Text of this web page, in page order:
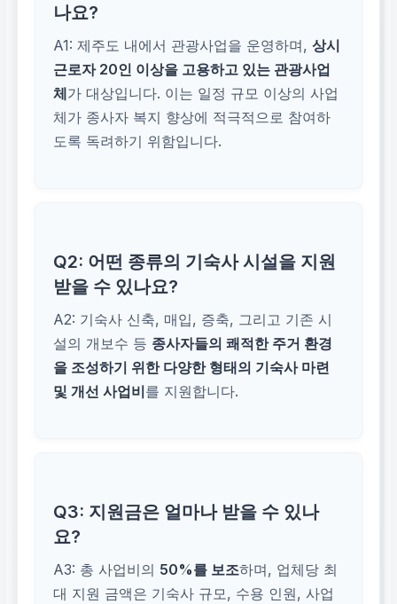
나요?
A1: 제주도 내에서 관광사업을 운영하며,상시
근로자 20인 이상을 고용하고 있는 관광사업
체가 대상입니다. 이는 일정 규모 이상의 사업
체가 종사자 복지 향상에 적극적으로 참여하
도록 독려하기 위함입니다.
Q2: 어떤 종류의 기숙사 시설을 지원
받을 수 있나요?
A2: 기숙사 신축, 매입, 증축, 그리고 기존 시
설의 개보수 등 종사자들의 쾌적한 주거 환경
을 조성하기 위한 다양한 형태의 기숙사 마련
및 개선 사업비를 지원합니다.
Q3: 지원금은 얼마나 받을 수 있나
요?
A3: 총 사업비의 50%를 보조하며, 업체당 최
대 지원 금액은 기숙사 규모, 수용 인원, 사업